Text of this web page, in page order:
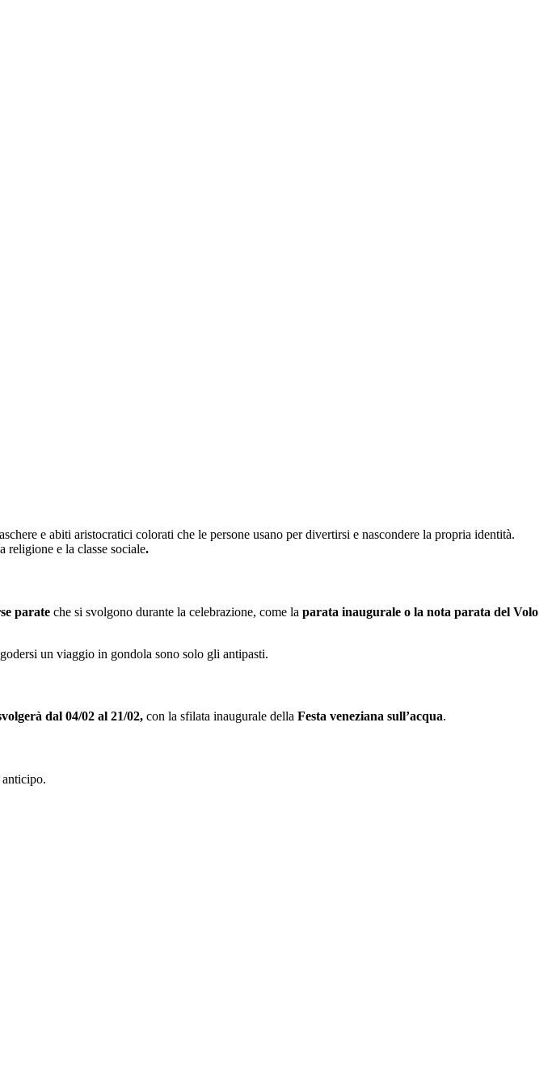
e abiti aristocratici colorati che le persone usano per divertirsi e nascondere la propria identità.
religione e la classe sociale.
parate che si svolgono durante la celebrazione, come la parata inaugurale o la nota parata del Volo
un viaggio in gondola sono solo gli antipasti.
dal 04/02 al 21/02, con la sfilata inaugurale della Festa veneziana sull’acqua.